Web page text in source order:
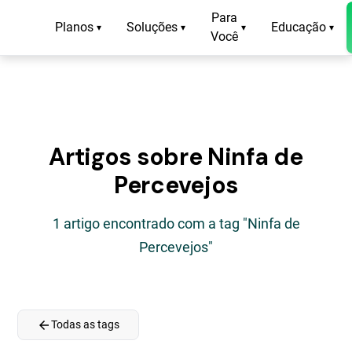
Planos ▾ Soluções ▾
Para
Você
▾ Educação ▾
Artigos sobre Ninfa de
Percevejos
1 artigo encontrado com a tag "Ninfa de
Percevejos"
arrow_backTodas as tags